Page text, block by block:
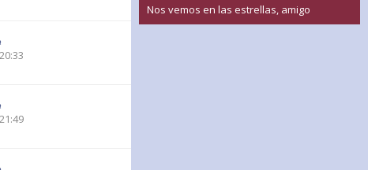
Nos vemos en las estrellas, amigo